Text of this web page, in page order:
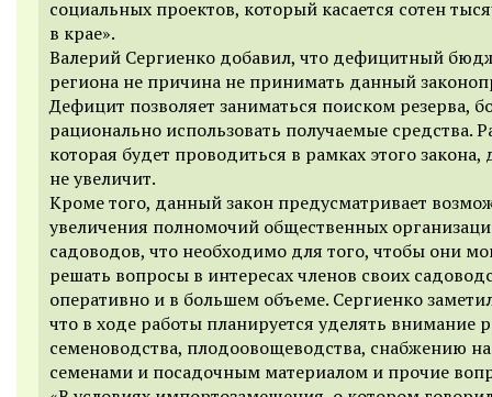
социальных проектов, который касается сотен
в крае».
Валерий Сергиенко добавил, что дефицитный
региона не причина не принимать данный
Дефицит позволяет заниматься поиском резерва,
рационально использовать получаемые средства.
которая будет проводиться в рамках этого
не увеличит.
Кроме того, данный закон предусматривает
увеличения полномочий общественных
садоводов, что необходимо для того, чтобы они
решать вопросы в интересах членов своих
оперативно и в большем объеме. Сергиенко
что в ходе работы планируется уделять внимание
семеноводства, плодоовощеводства, снабжению
семенами и посадочным материалом и прочие